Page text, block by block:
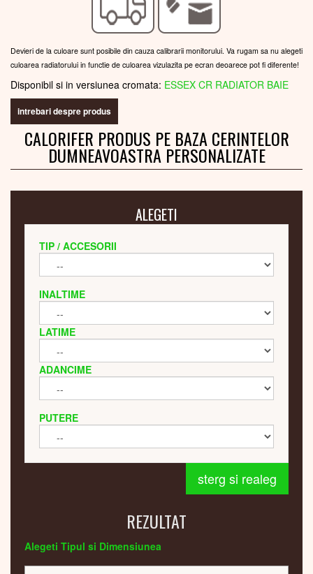
Devieri de la culoare sunt posibile din cauza calibrarii monitorului. Va rugam sa nu alegeti
culoarea radiatorului in functie de culoarea vizulazita pe ecran deoarece pot fi diferente!
Disponibil si in versiunea cromata: ESSEX CR RADIATOR BAIE
intrebari despre produs
CALORIFER PRODUS PE BAZA CERINTELOR
DUMNEAVOASTRA PERSONALIZATE
ALEGETI
TIP / ACCESORII
INALTIME
LATIME
ADANCIME
PUTERE
sterg si realeg
REZULTAT
Alegeti Tipul si Dimensiunea